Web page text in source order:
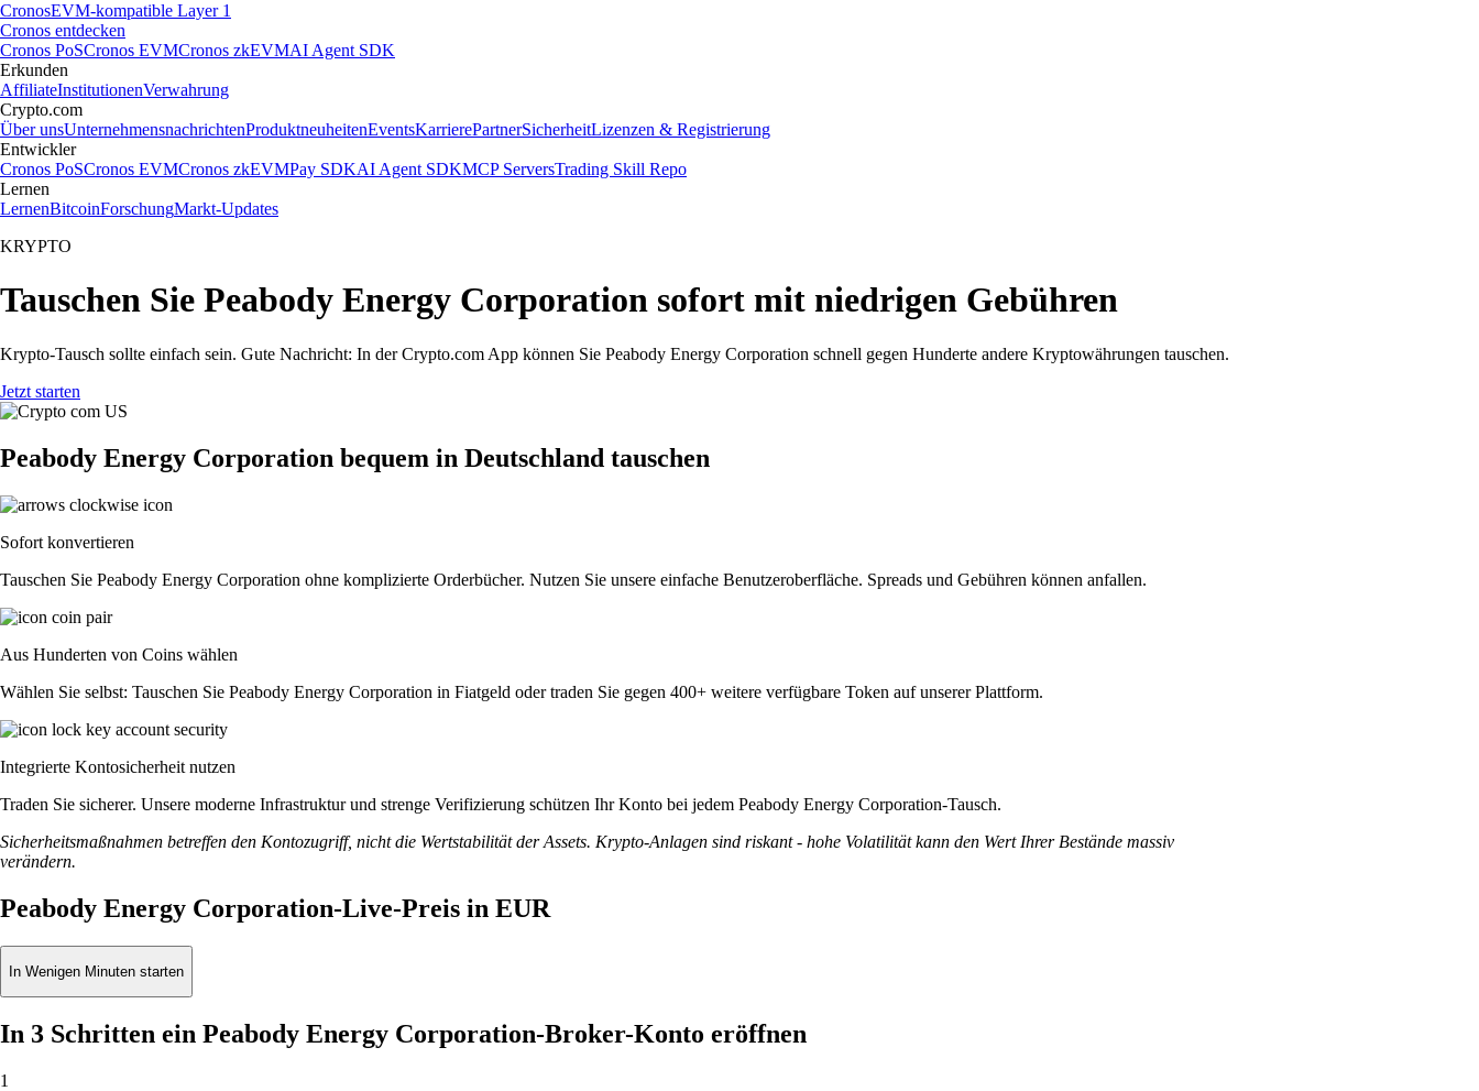
CronosEVM-kompatible Layer 1
Cronos entdecken
Cronos PoSCronos EVMCronos zkEVMAI Agent SDK
Erkunden
AffiliateInstitutionenVerwahrung
Crypto.com
Über unsUnternehmensnachrichtenProduktneuheitenEventsKarrierePartnerSicherheitLizenzen & Registrierung
Entwickler
Cronos PoSCronos EVMCronos zkEVMPay SDKAI Agent SDKMCP ServersTrading Skill Repo
Lernen
LernenBitcoinForschungMarkt-Updates
KRYPTO
Tauschen Sie Peabody Energy Corporation sofort mit niedrigen Gebühren
Krypto-Tausch sollte einfach sein. Gute Nachricht: In der Crypto.com App können Sie Peabody Energy Corporation schnell gegen Hunderte andere Kryptowährungen tauschen.
Jetzt starten
Peabody Energy Corporation bequem in Deutschland tauschen
Sofort konvertieren
Tauschen Sie Peabody Energy Corporation ohne komplizierte Orderbücher. Nutzen Sie unsere einfache Benutzeroberfläche. Spreads und Gebühren können anfallen.
Aus Hunderten von Coins wählen
Wählen Sie selbst: Tauschen Sie Peabody Energy Corporation in Fiatgeld oder traden Sie gegen 400+ weitere verfügbare Token auf unserer Plattform.
Integrierte Kontosicherheit nutzen
Traden Sie sicherer. Unsere moderne Infrastruktur und strenge Verifizierung schützen Ihr Konto bei jedem Peabody Energy Corporation-Tausch.
Sicherheitsmaßnahmen betreffen den Kontozugriff, nicht die Wertstabilität der Assets. Krypto-Anlagen sind riskant - hohe Volatilität kann den Wert Ihrer Bestände massiv
verändern.
Peabody Energy Corporation-Live-Preis in EUR
In Wenigen Minuten starten
In 3 Schritten ein Peabody Energy Corporation-Broker-Konto eröffnen
1